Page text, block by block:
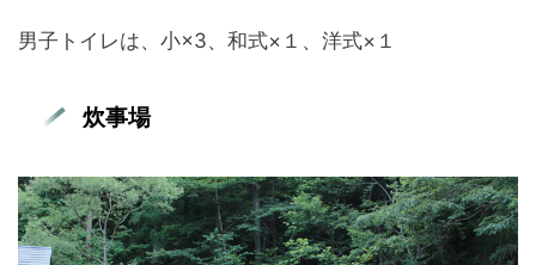
男子トイレは、小×3、和式×１、洋式×１
炊事場